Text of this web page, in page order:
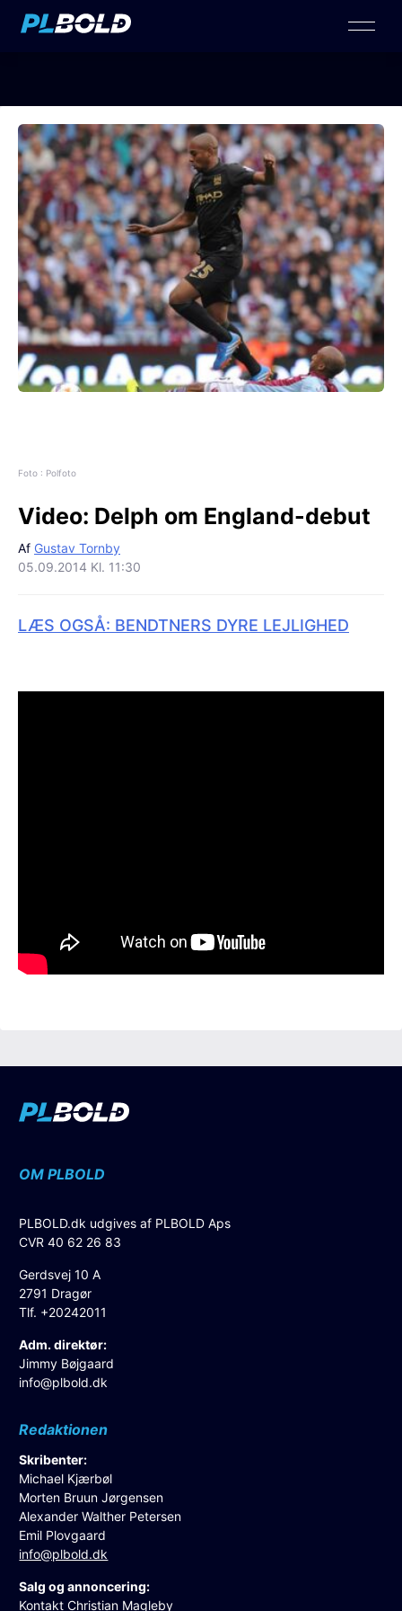
Foto : Polfoto
Video: Delph om England-debut
Af Gustav Tornby
05.09.2014 Kl. 11:30
LÆS OGSÅ: BENDTNERS DYRE LEJLIGHED
OM PLBOLD
PLBOLD.dk udgives af PLBOLD Aps
CVR 40 62 26 83
Gerdsvej 10 A
2791 Dragør
Tlf. +20242011
Adm. direktør:
Jimmy Bøjgaard
info@plbold.dk
Redaktionen
Skribenter:
Michael Kjærbøl
Morten Bruun Jørgensen
Alexander Walther Petersen
Emil Plovgaard
info@plbold.dk
Salg og annoncering:
Kontakt Christian Magleby